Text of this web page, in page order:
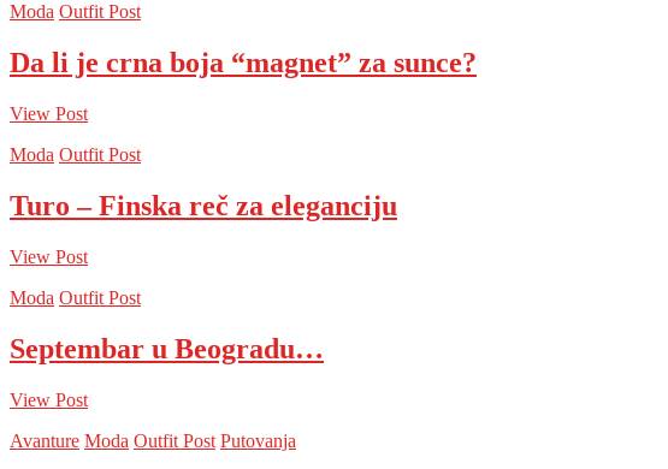
Moda Outfit Post
Da li je crna boja “magnet” za sunce?
View Post
Moda Outfit Post
Turo – Finska reč za eleganciju
View Post
Moda Outfit Post
Septembar u Beogradu…
View Post
Avanture Moda Outfit Post Putovanja